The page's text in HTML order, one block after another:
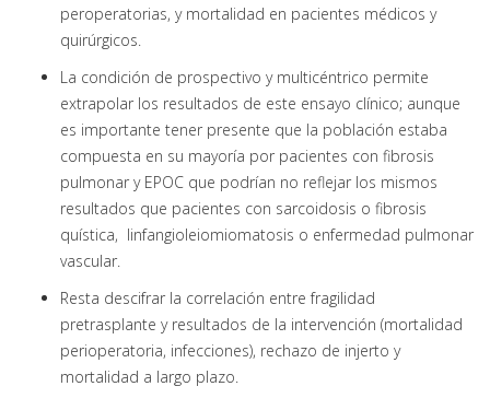
peroperatorias, y mortalidad en pacientes médicos y
quirúrgicos.
La condición de prospectivo y multicéntrico permite
extrapolar los resultados de este ensayo clínico; aunque
es importante tener presente que la población estaba
compuesta en su mayoría por pacientes con fibrosis
pulmonar y EPOC que podrían no reflejar los mismos
resultados que pacientes con sarcoidosis o fibrosis
quística, linfangioleiomiomatosis o enfermedad pulmonar
vascular.
Resta descifrar la correlación entre fragilidad
pretrasplante y resultados de la intervención (mortalidad
perioperatoria, infecciones), rechazo de injerto y
mortalidad a largo plazo.